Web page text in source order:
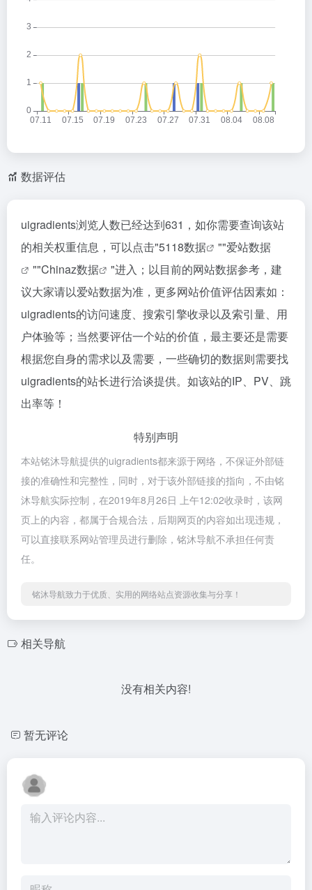
数据评估
uigradients浏览人数已经达到631，如你需要查询该站
的相关权重信息，可以点击"5118数据 ""爱站数据
""Chinaz数据
"进入；以目前的网站数据参考，建
议大家请以爱站数据为准，更多网站价值评估因素如：
uigradients的访问速度、搜索引擎收录以及索引量、用
户体验等；当然要评估一个站的价值，最主要还是需要
根据您自身的需求以及需要，一些确切的数据则需要找
uigradients的站长进行洽谈提供。如该站的IP、PV、跳
出率等！
特别声明
本站铭沐导航提供的uigradients都来源于网络，不保证外部链
接的准确性和完整性，同时，对于该外部链接的指向，不由铭
沐导航实际控制，在2019年8月26日 上午12:02收录时，该网
页上的内容，都属于合规合法，后期网页的内容如出现违规，
可以直接联系网站管理员进行删除，铭沐导航不承担任何责
任。
铭沐导航致力于优质、实用的网络站点资源收集与分享！
相关导航
没有相关内容!
暂无评论